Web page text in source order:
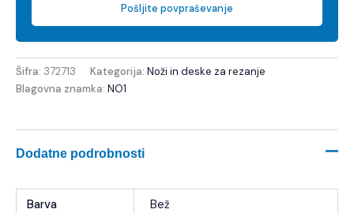
Pošljite povpraševanje
Šifra: 372713 Kategorija: Noži in deske za rezanje
Blagovna znamka: NO1
Dodatne podrobnosti
Barva Bež